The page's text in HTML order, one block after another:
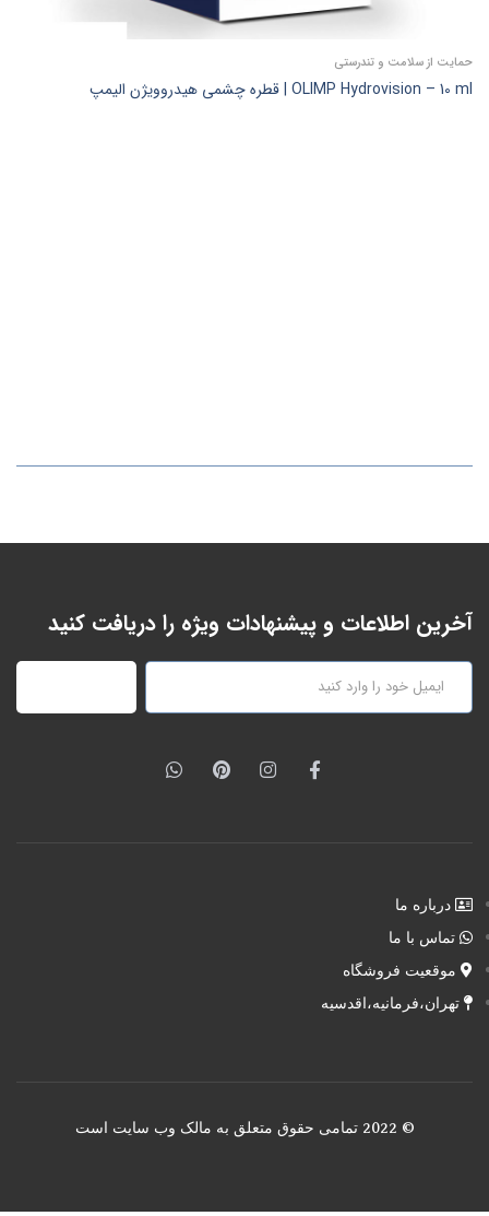
حمایت از سلامت و تندرستی
OLIMP Hydrovision – 10 ml | قطره چشمی هیدروویژن الیمپ
آخرین اطلاعات و پیشنهادات ویژه را دریافت کنید
درباره ما
تماس با ما
موقعیت فروشگاه
تهران،فرمانیه،اقدسیه
© 2022 تمامی حقوق متعلق به مالک وب سایت است